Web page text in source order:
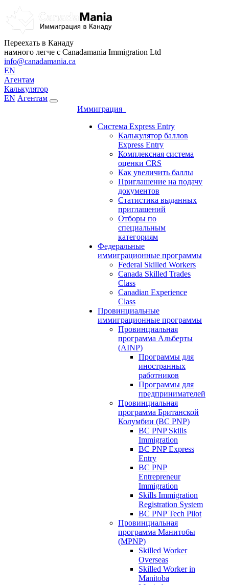
Переехать в Канаду
намного легче с Canadamania Immigration Ltd
info@canadamania.ca
EN
Агентам
Калькулятор
EN Агентам
Иммиграция
Система Express Entry
Калькулятор баллов
Express Entry
Комплексная система
оценки CRS
Как увеличить баллы
Приглашение на подачу
документов
Статистика выданных
приглашений
Отборы по
специальным
категориям
Федеральные
иммиграционные программы
Federal Skilled Workers
Canada Skilled Trades
Class
Canadian Experience
Class
Провинциальные
иммиграционные программы
Провинциальная
программа Альберты
(AINP)
Программы для
иностранных
работников
Программы для
предпринимателей
Провинциальная
программа Британской
Колумбии (BC PNP)
BC PNP Skills
Immigration
BC PNP Express
Entry
BC PNP
Entrepreneur
Immigration
Skills Immigration
Registration System
BC PNP Tech Pilot
Провинциальная
программа Манитобы
(MPNP)
Skilled Worker
Overseas
Skilled Worker in
Manitoba